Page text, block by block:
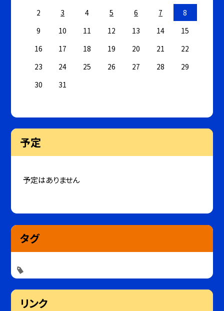
2
3 4 5 6 7
8
9
10 11 12 13 14
15
16
17 18 19 20 21
22
23
24 25 26 27 28
29
30
31
予定
予定はありません
タグ
リンク